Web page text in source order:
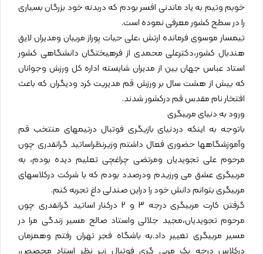
خوبم وتیم به یاد ماندنی افسر بودم که دربدنه خود بزرگان بسیاری
را در سطح کشور معرفی نموده است.
تیمسار موسوی فرمانده ارتش ،علی حیات پوراز مربیان ومدیران لایق
هندبال کشور،دکترعلی محمدی از فرهیختگان دانشگاهی کشور
استاد عباس جهان بین از مدیران شایسته اداره کل ورزش وجوانان
که بیش از هشت سال بر ورزش قم مدیریت کرد ودیگران که باعث
افتخار نام مقدس قم درکشور شدند.
ورود به دنیای مربیگری
باتوجه به اینکه دردنیای بازیگری فوتبال درتیمهای منتخب قم
وآموزشگاهها حضوری فعال داشتم وزیرنظراساتید گرانقدری چون
مرحوم علی تجویدیان ومرتضی چراغچی تعلیم دیده بودم، به
مربیگری عشق می ورزیدم ودرصدد بودم که با شرکت درکلاسهای
مربیگری بتوانم دانش خود را دراین صندلی داغ تجربه کنم.
گرفتن کارت مربیگری درجه 3 و 2 درکنار اساتید گرانقدری چون
مرحوم تجویدیان،مجید جلالی واستاد صالح مسیر زندگی مرا در
مسیر مربیگری تغییر داد.به باشگاه فجر تهران رفتم وهمزمان
درکلاس درجه یک مربی گری فوتبال زیر نظر استاد محصص،